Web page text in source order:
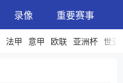
录像 重要赛事
法甲 意甲 欧联 亚洲杯 世亚